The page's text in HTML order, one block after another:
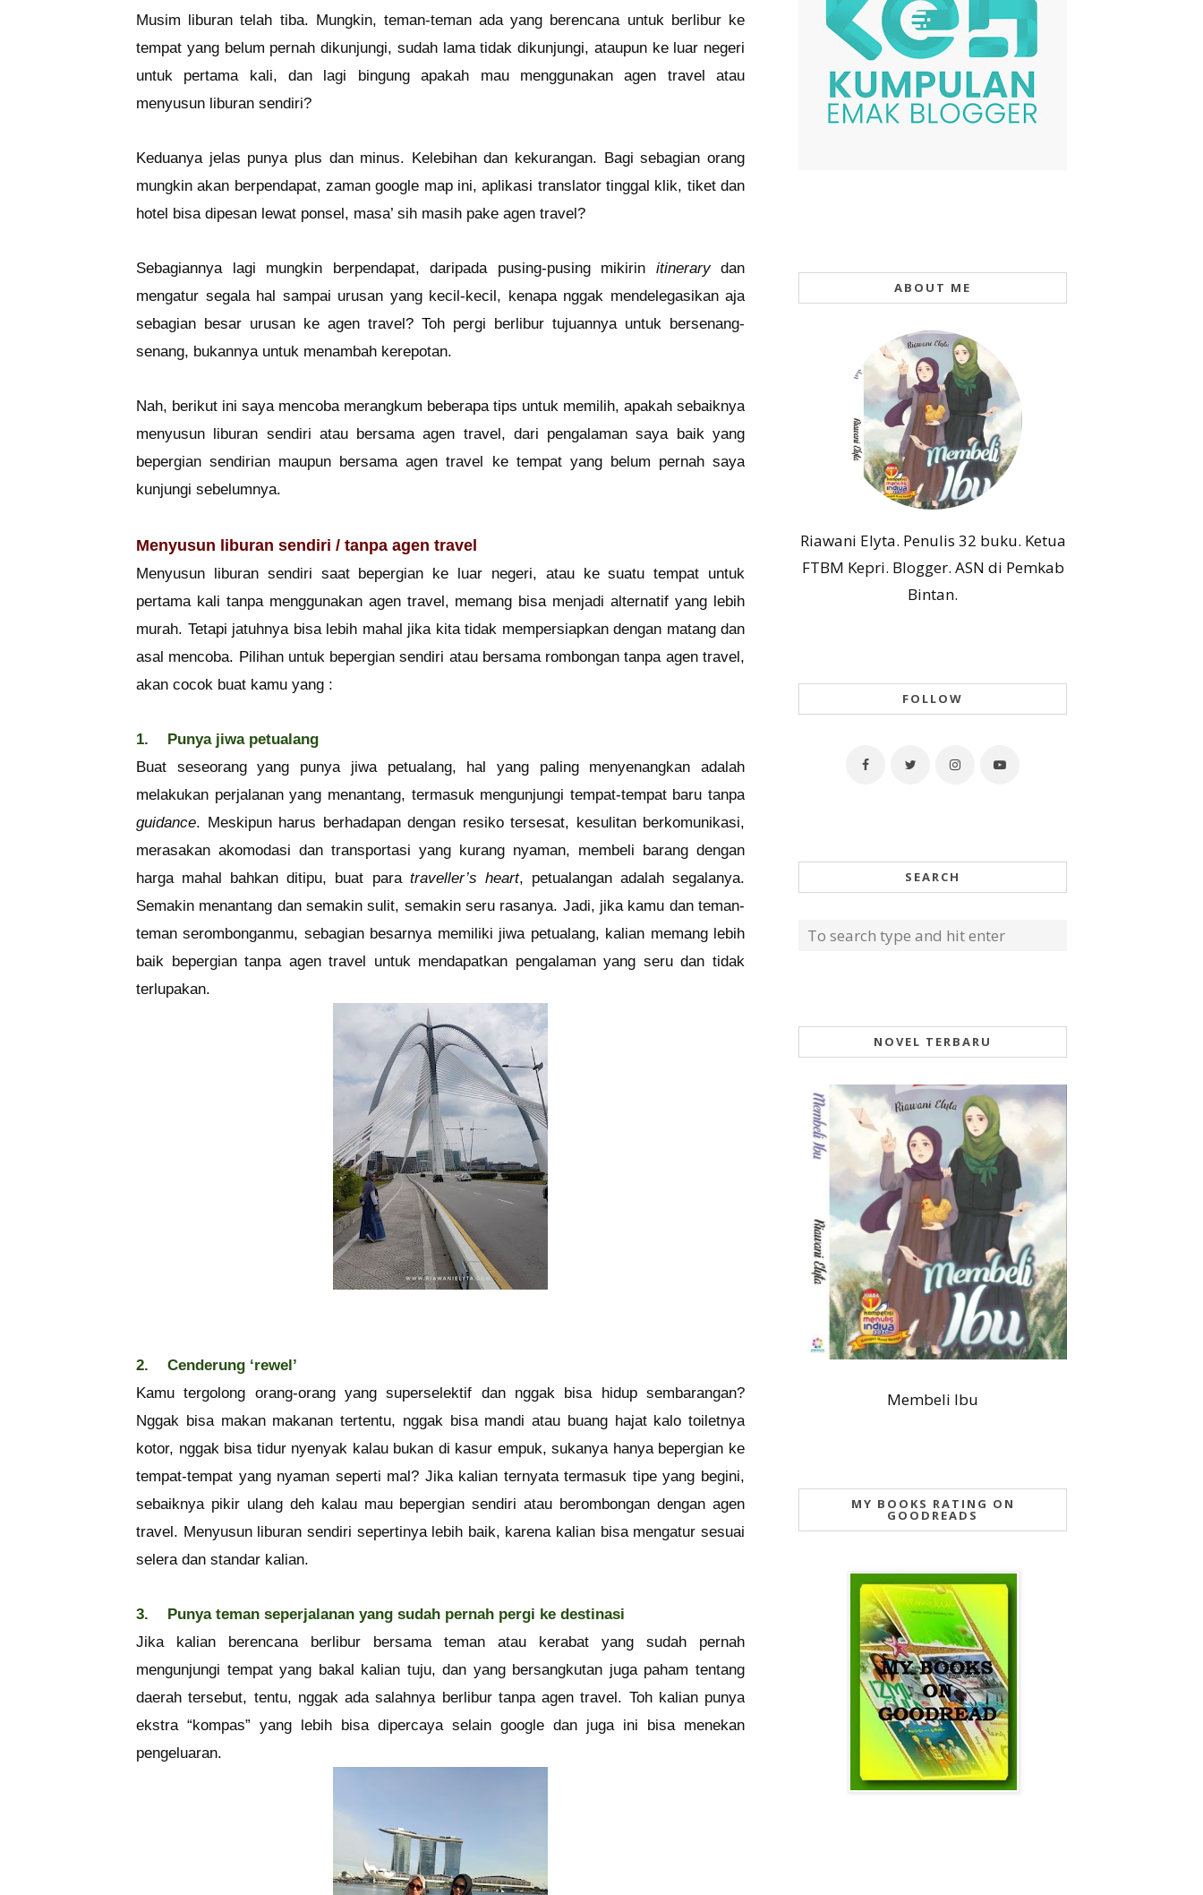
Musim liburan telah tiba. Mungkin, teman-teman ada yang berencana untuk berlibur ke
tempat yang belum pernah dikunjungi, sudah lama tidak dikunjungi, ataupun ke luar negeri
untuk pertama kali, dan lagi bingung apakah mau menggunakan agen travel atau
menyusun liburan sendiri?
Keduanya jelas punya plus dan minus. Kelebihan dan kekurangan. Bagi sebagian orang
mungkin akan berpendapat, zaman google map ini, aplikasi translator tinggal klik, tiket dan
hotel bisa dipesan lewat ponsel, masa’ sih masih pake agen travel?
Sebagiannya lagi mungkin berpendapat, daripada pusing-pusing mikirin itinerary dan
mengatur segala hal sampai urusan yang kecil-kecil, kenapa nggak mendelegasikan aja
sebagian besar urusan ke agen travel? Toh pergi berlibur tujuannya untuk bersenang-
senang, bukannya untuk menambah kerepotan.
Nah, berikut ini saya mencoba merangkum beberapa tips untuk memilih, apakah sebaiknya
menyusun liburan sendiri atau bersama agen travel, dari pengalaman saya baik yang
bepergian sendirian maupun bersama agen travel ke tempat yang belum pernah saya
kunjungi sebelumnya.
Menyusun liburan sendiri / tanpa agen travel
Menyusun liburan sendiri saat bepergian ke luar negeri, atau ke suatu tempat untuk
pertama kali tanpa menggunakan agen travel, memang bisa menjadi alternatif yang lebih
murah. Tetapi jatuhnya bisa lebih mahal jika kita tidak mempersiapkan dengan matang dan
asal mencoba. Pilihan untuk bepergian sendiri atau bersama rombongan tanpa agen travel,
akan cocok buat kamu yang :
1.
Punya jiwa petualang
Buat seseorang yang punya jiwa petualang, hal yang paling menyenangkan adalah
melakukan perjalanan yang menantang, termasuk mengunjungi tempat-tempat baru tanpa
guidance. Meskipun harus berhadapan dengan resiko tersesat, kesulitan berkomunikasi,
merasakan akomodasi dan transportasi yang kurang nyaman, membeli barang dengan
harga mahal bahkan ditipu, buat para traveller’s heart, petualangan adalah segalanya.
Semakin menantang dan semakin sulit, semakin seru rasanya. Jadi, jika kamu dan teman-
teman serombonganmu, sebagian besarnya memiliki jiwa petualang, kalian memang lebih
baik bepergian tanpa agen travel untuk mendapatkan pengalaman yang seru dan tidak
terlupakan.
2.
Cenderung ‘rewel’
Kamu tergolong orang-orang yang superselektif dan nggak bisa hidup sembarangan?
Nggak bisa makan makanan tertentu, nggak bisa mandi atau buang hajat kalo toiletnya
kotor, nggak bisa tidur nyenyak kalau bukan di kasur empuk, sukanya hanya bepergian ke
tempat-tempat yang nyaman seperti mal? Jika kalian ternyata termasuk tipe yang begini,
sebaiknya pikir ulang deh kalau mau bepergian sendiri atau berombongan dengan agen
travel. Menyusun liburan sendiri sepertinya lebih baik, karena kalian bisa mengatur sesuai
selera dan standar kalian.
3.
Punya teman seperjalanan yang sudah pernah pergi ke destinasi
Jika kalian berencana berlibur bersama teman atau kerabat yang sudah pernah
mengunjungi tempat yang bakal kalian tuju, dan yang bersangkutan juga paham tentang
daerah tersebut, tentu, nggak ada salahnya berlibur tanpa agen travel. Toh kalian punya
ekstra “kompas” yang lebih bisa dipercaya selain google dan juga ini bisa menekan
pengeluaran.
ABOUT ME
Riawani Elyta. Penulis 32 buku. Ketua
FTBM Kepri. Blogger. ASN di Pemkab
Bintan.
FOLLOW
SEARCH
NOVEL TERBARU
Membeli Ibu
MY BOOKS RATING ON
GOODREADS